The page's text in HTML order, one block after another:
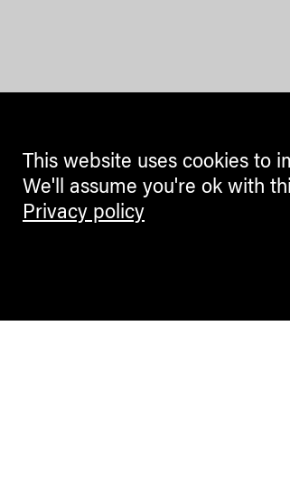
This website uses cookies to
We'll assume you're ok with
Privacy policy